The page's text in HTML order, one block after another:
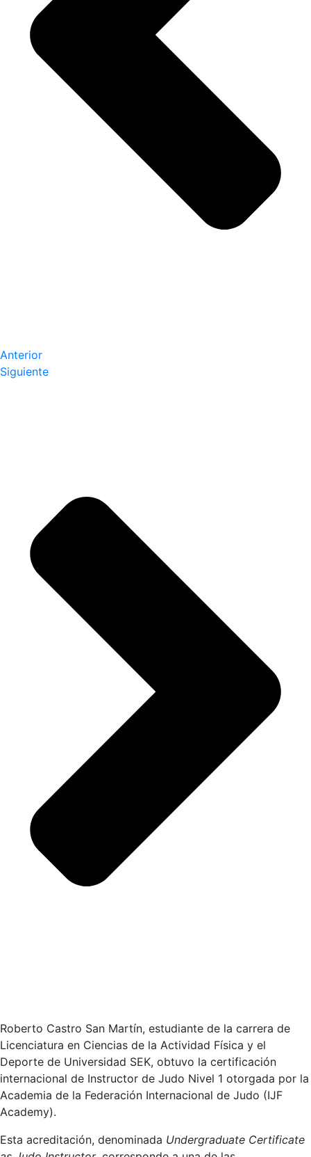
Anterior
Siguiente
Roberto Castro San Martín, estudiante de la carrera de
Licenciatura en Ciencias de la Actividad Física y el
Deporte de Universidad SEK, obtuvo la certificación
internacional de Instructor de Judo Nivel 1 otorgada por la
Academia de la Federación Internacional de Judo (IJF
Academy).
Esta acreditación, denominada Undergraduate Certificate